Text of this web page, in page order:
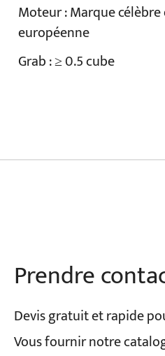
Moteur : Marque
européenne
Grab : ≥ 0.5 cube
Prendre
Devis gratuit et rapide
Vous fournir notre